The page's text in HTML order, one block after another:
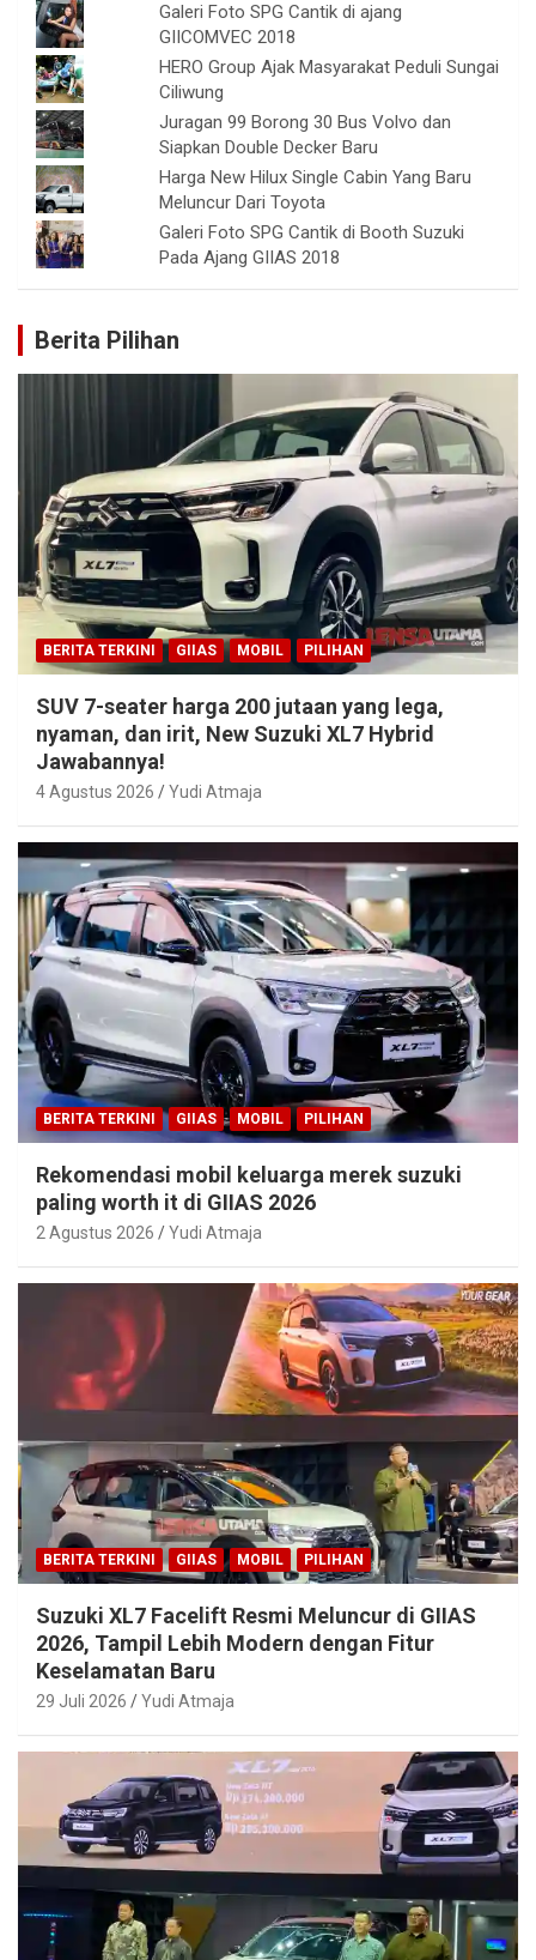
Galeri Foto SPG Cantik di ajang
GIICOMVEC 2018
HERO Group Ajak Masyarakat Peduli Sungai
Ciliwung
Juragan 99 Borong 30 Bus Volvo dan
Siapkan Double Decker Baru
Harga New Hilux Single Cabin Yang Baru
Meluncur Dari Toyota
Galeri Foto SPG Cantik di Booth Suzuki
Pada Ajang GIIAS 2018
Berita Pilihan
BERITA TERKINI GIIAS MOBIL PILIHAN
SUV 7-seater harga 200 jutaan yang lega,
nyaman, dan irit, New Suzuki XL7 Hybrid
Jawabannya!
4 Agustus 2026 Yudi Atmaja
BERITA TERKINI GIIAS MOBIL PILIHAN
Rekomendasi mobil keluarga merek suzuki
paling worth it di GIIAS 2026
2 Agustus 2026 Yudi Atmaja
BERITA TERKINI GIIAS MOBIL PILIHAN
Suzuki XL7 Facelift Resmi Meluncur di GIIAS
2026, Tampil Lebih Modern dengan Fitur
Keselamatan Baru
29 Juli 2026 Yudi Atmaja